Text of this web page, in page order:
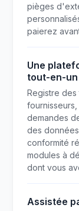
pièges
paierez
Une
tout-en-un
Registre des
demandes
des
conformité
modules à
dont vous
Assistée